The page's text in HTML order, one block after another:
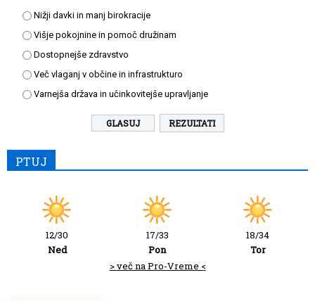
Nižji davki in manj birokracije
Višje pokojnine in pomoč družinam
Dostopnejše zdravstvo
Več vlaganj v občine in infrastrukturo
Varnejša država in učinkovitejše upravljanje
REZULTATI
PTUJ
12/30
Ned
17/33
Pon
18/34
Tor
> več na Pro-Vreme <